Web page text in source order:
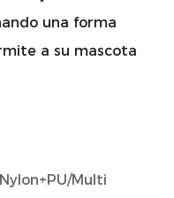
una forma
a su mascota
Multi